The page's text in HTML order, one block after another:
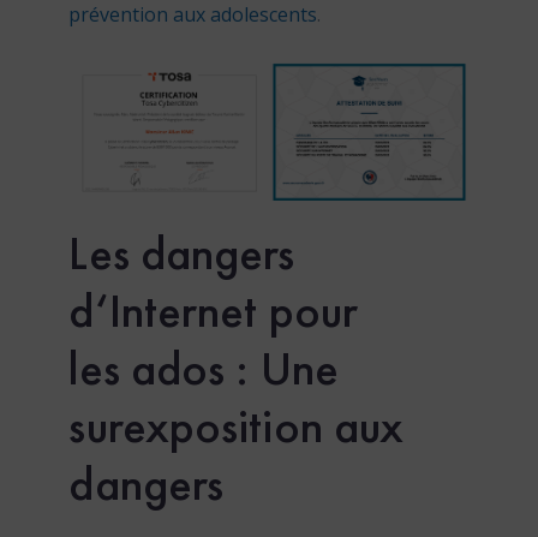
prévention aux adolescents.
Les dangers
d‘Internet pour
les ados : Une
surexposition aux
dangers